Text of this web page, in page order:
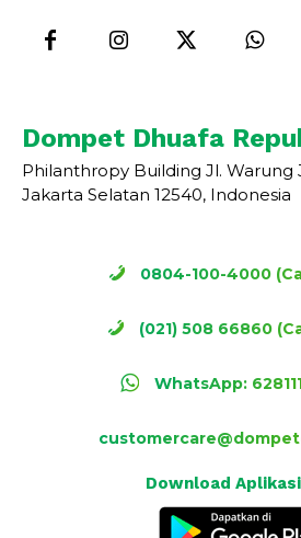
Dompet Dhuafa
Philanthropy Building Jl. Warung
Jakarta Selatan 12540, Indonesia
0804-100-4000
(021) 508 66860
WhatsApp:
Download